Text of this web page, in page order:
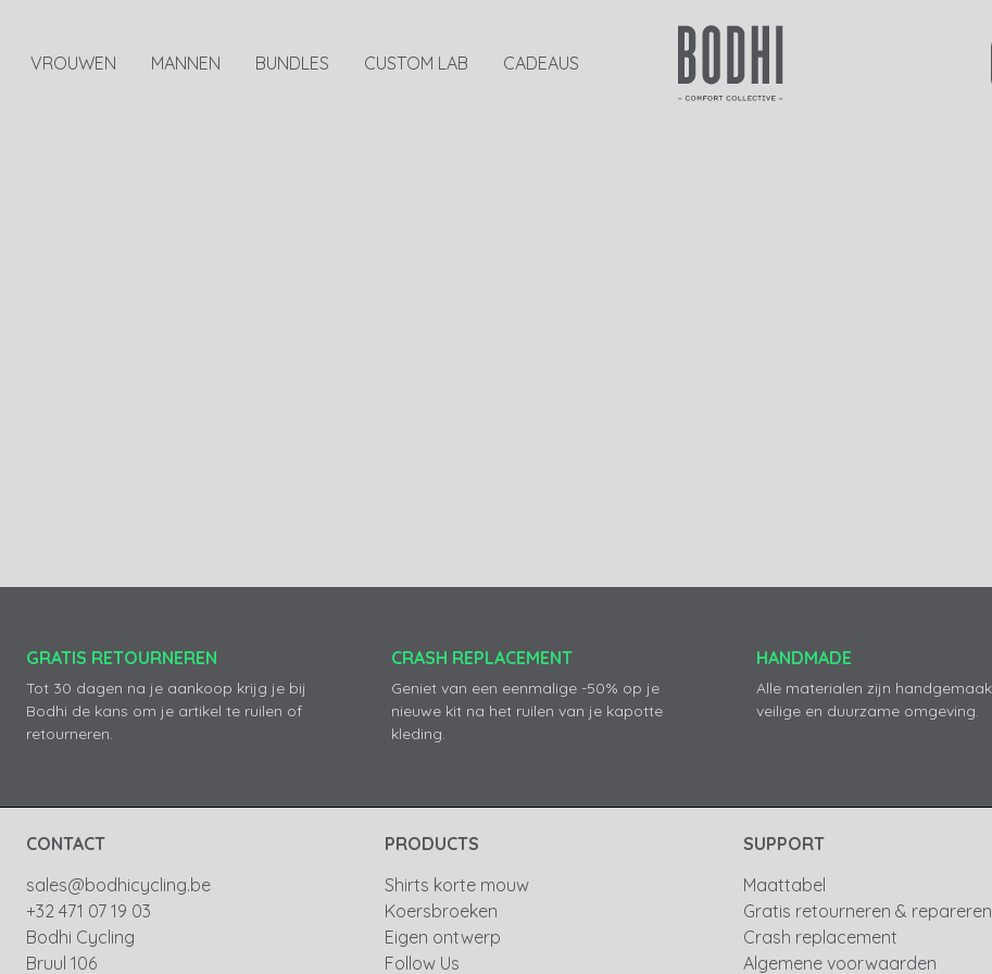
VROUWEN MANNEN BUNDLES CUSTOM LAB CADEAUS
GRATIS RETOURNEREN
Tot 30 dagen na je aankoop krijg je bij
Bodhi de kans om je artikel te ruilen of
retourneren.
CRASH REPLACEMENT
Geniet van een eenmalige -50% op je
nieuwe kit na het ruilen van je kapotte
kleding.
HANDMADE
Alle materialen zijn
veilige en duurzame omgeving.
CONTACT
sales@bodhicycling.be
+32 471 07 19 03
Bodhi Cycling
Bruul 106
PRODUCTS
Shirts korte mouw
Koersbroeken
Eigen ontwerp
Follow Us
SUPPORT
Maattabel
Gratis retourneren & repareren
Crash replacement
Algemene voorwaarden